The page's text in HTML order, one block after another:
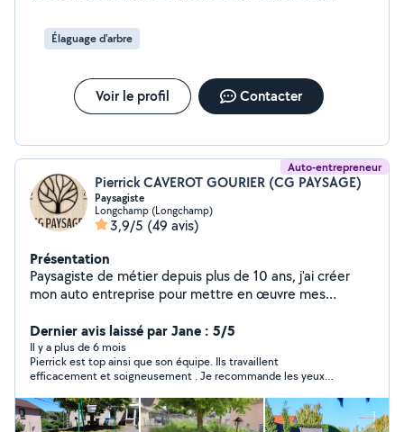
Élaguage d'arbre
Voir le profil Contacter
Auto-entrepreneur
Pierrick CAVEROT GOURIER (CG PAYSAGE)
Paysagiste
Longchamp (Longchamp)
3,9/5 (49 avis)
Présentation
Paysagiste de métier depuis plus de 10 ans, j'ai créer
mon auto entreprise pour mettre en œuvre mes
déductible des impôts a hauteur de 50%
Dernier avis laissé par Jane : 5/5
Il y a plus de 6 mois
Pierrick est top ainsi que son équipe. Ils travaillent
efficacement et soigneusement . Je recommande les yeux